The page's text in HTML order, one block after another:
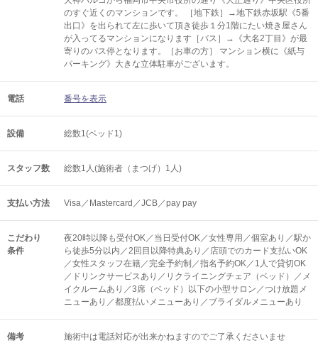
のすぐ近くのマンションです。 ［地下鉄］→地下鉄赤坂駅《5番
出口》を出られて左に歩いて頂き徒歩１分1階にたい焼き屋さん
が入ってるマンションになります［バス］→《大名2丁目》が最
寄りのバス停となります。［お車の方］ マンション横に《紙与
パーキング》大きな立体駐車がございます。
電話 番号を表示
設備 総数1(ベッド1)
スタッフ数 総数1人(施術者（まつげ）1人)
支払い方法 Visa／Mastercard／JCB／pay pay
こだわり
条件
夜20時以降も受付OK／当日受付OK／女性専用／個室あり／駅か
ら徒歩5分以内／2回目以降特典あり／店頭でのカード支払いOK
／女性スタッフ在籍／完全予約制／指名予約OK／1人で貸切OK
／ドリンクサービスあり／リクライニングチェア（ベッド）／メ
イクルームあり／3席（ベッド）以下の小型サロン／つけ放題メ
ニューあり／都度払いメニューあり／ブライダルメニューあり
備考 施術中は電話対応が出来かねますのでご了承くださいませ